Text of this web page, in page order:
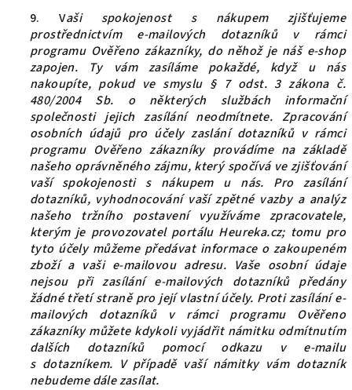
9. Vaši spokojenost s nákupem zjišťujeme
prostřednictvím e-mailových dotazníků v rámci
programu Ověřeno zákazníky, do něhož je náš e-shop
zapojen. Ty vám zasíláme pokaždé, když u nás
nakoupíte, pokud ve smyslu § 7 odst. 3 zákona č.
480/2004 Sb. o některých službách informační
společnosti jejich zasílání neodmítnete. Zpracování
osobních údajů pro účely zaslání dotazníků v rámci
programu Ověřeno zákazníky provádíme na základě
našeho oprávněného zájmu, který spočívá ve zjišťování
vaší spokojenosti s nákupem u nás. Pro zasílání
dotazníků, vyhodnocování vaší zpětné vazby a analýz
našeho tržního postavení využíváme zpracovatele,
kterým je provozovatel portálu Heureka.cz; tomu pro
tyto účely můžeme předávat informace o zakoupeném
zboží a vaši e-mailovou adresu. Vaše osobní údaje
nejsou při zasílání e-mailových dotazníků předány
žádné třetí straně pro její vlastní účely. Proti zasílání e-
mailových dotazníků v rámci programu Ověřeno
zákazníky můžete kdykoli vyjádřit námitku odmítnutím
dalších dotazníků pomocí odkazu v e-mailu
s dotazníkem. V případě vaší námitky vám dotazník
nebudeme dále zasílat.